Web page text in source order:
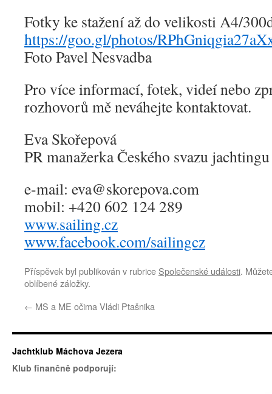
Fotky ke stažení až do velikosti A4/
https://goo.gl/photos/
Foto Pavel Nesvadba
Pro více informací, fotek, videí nebo
rozhovorů mě neváhejte kontaktovat.
Eva Skořepová
PR manažerka Českého svazu jachtingu
e-mail: eva@skorepova.com
mobil: +420 602 124 289
www.sailing.cz
www.facebook.com/sailingcz
Příspěvek byl publikován v rubrice Společenské události.
oblíbené záložky.
← MS a ME očima Vládi Ptašnika
Jachtklub Máchova Jezera
Klub finančně podporují: